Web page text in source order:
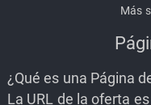
Más
¿Qué es una Página
La URL de la oferta